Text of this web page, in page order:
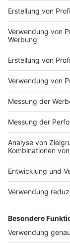
Impressum
Jobs
Presse
Werben
Archiv
ANTENNE